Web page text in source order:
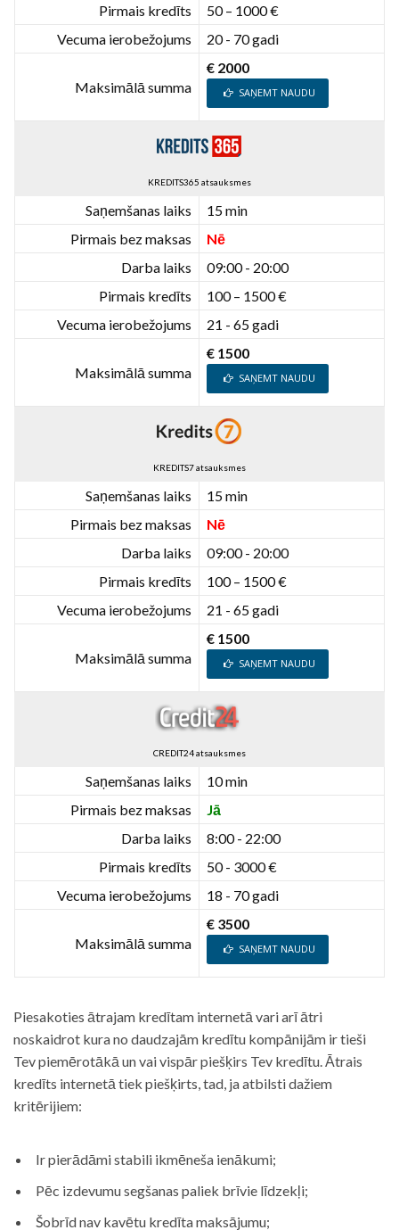
Pirmais kredīts
50 – 1000 €
Vecuma ierobežojums
20 - 70 gadi
Maksimālā summa
€ 2000
SAŅEMT NAUDU
KREDITS365 atsauksmes
Saņemšanas laiks
15 min
Pirmais bez maksas
Nē
Darba laiks
09:00 - 20:00
Pirmais kredīts
100 – 1500 €
Vecuma ierobežojums
21 - 65 gadi
Maksimālā summa
€ 1500
SAŅEMT NAUDU
KREDITS7 atsauksmes
Saņemšanas laiks
15 min
Pirmais bez maksas
Nē
Darba laiks
09:00 - 20:00
Pirmais kredīts
100 – 1500 €
Vecuma ierobežojums
21 - 65 gadi
Maksimālā summa
€ 1500
SAŅEMT NAUDU
CREDIT24 atsauksmes
Saņemšanas laiks
10 min
Pirmais bez maksas
Jā
Darba laiks
8:00 - 22:00
Pirmais kredīts
50 - 3000 €
Vecuma ierobežojums
18 - 70 gadi
Maksimālā summa
€ 3500
SAŅEMT NAUDU
Piesakoties ātrajam kredītam internetā vari arī ātri
noskaidrot kura no daudzajām kredītu kompānijām ir tieši
Tev piemērotākā un vai vispār piešķirs Tev kredītu. Ātrais
kredīts internetā tiek piešķirts, tad, ja atbilsti dažiem
kritērijiem:
Ir pierādāmi stabili ikmēneša ienākumi;
Pēc izdevumu segšanas paliek brīvie līdzekļi;
Šobrīd nav kavētu kredīta maksājumu;